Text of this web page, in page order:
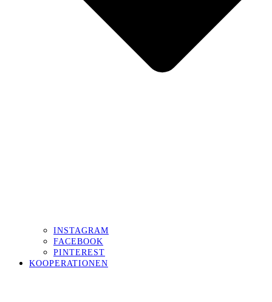
INSTAGRAM
FACEBOOK
PINTEREST
KOOPERATIONEN